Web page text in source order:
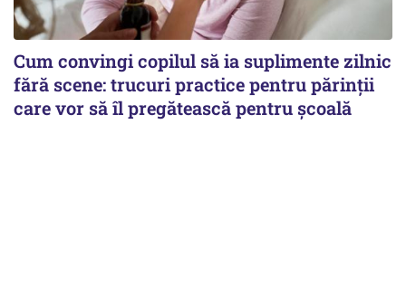
Cum convingi copilul să ia suplimente zilnic
fără scene: trucuri practice pentru părinții
care vor să îl pregătească pentru școală